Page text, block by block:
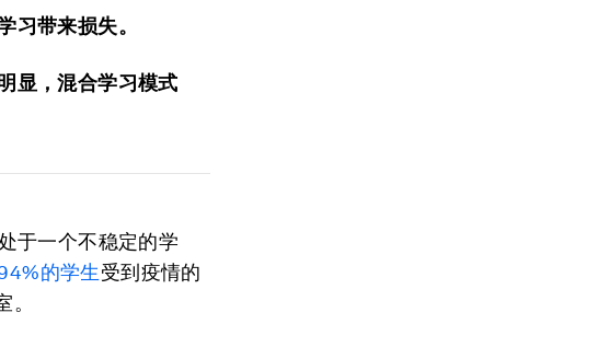
习带来损失。
显，混合学习模式
于一个不稳定的学
的学生受到疫情的